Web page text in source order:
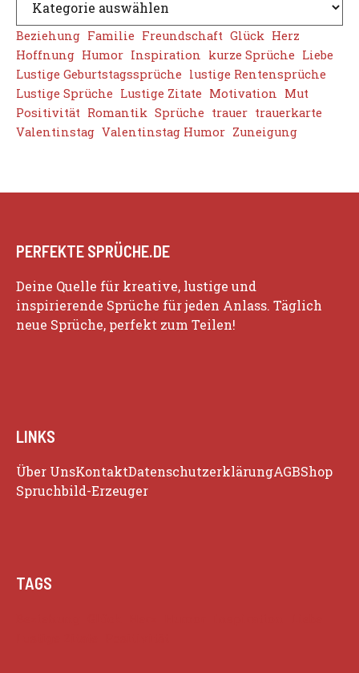
Beziehung Familie Freundschaft Glück Herz
Hoffnung Humor Inspiration kurze Sprüche Liebe
Lustige Geburtstagssprüche lustige Rentensprüche
Lustige Sprüche Lustige Zitate Motivation Mut
Positivität Romantik Sprüche trauer trauerkarte
Valentinstag Valentinstag Humor Zuneigung
PERFEKTE SPRÜCHE.DE
Deine Quelle für kreative, lustige und
inspirierende Sprüche für jeden Anlass. Täglich
neue Sprüche, perfekt zum Teilen!
LINKS
Über UnsKontaktDatenschutzerklärungAGBShop
Spruchbild-Erzeuger
TAGS